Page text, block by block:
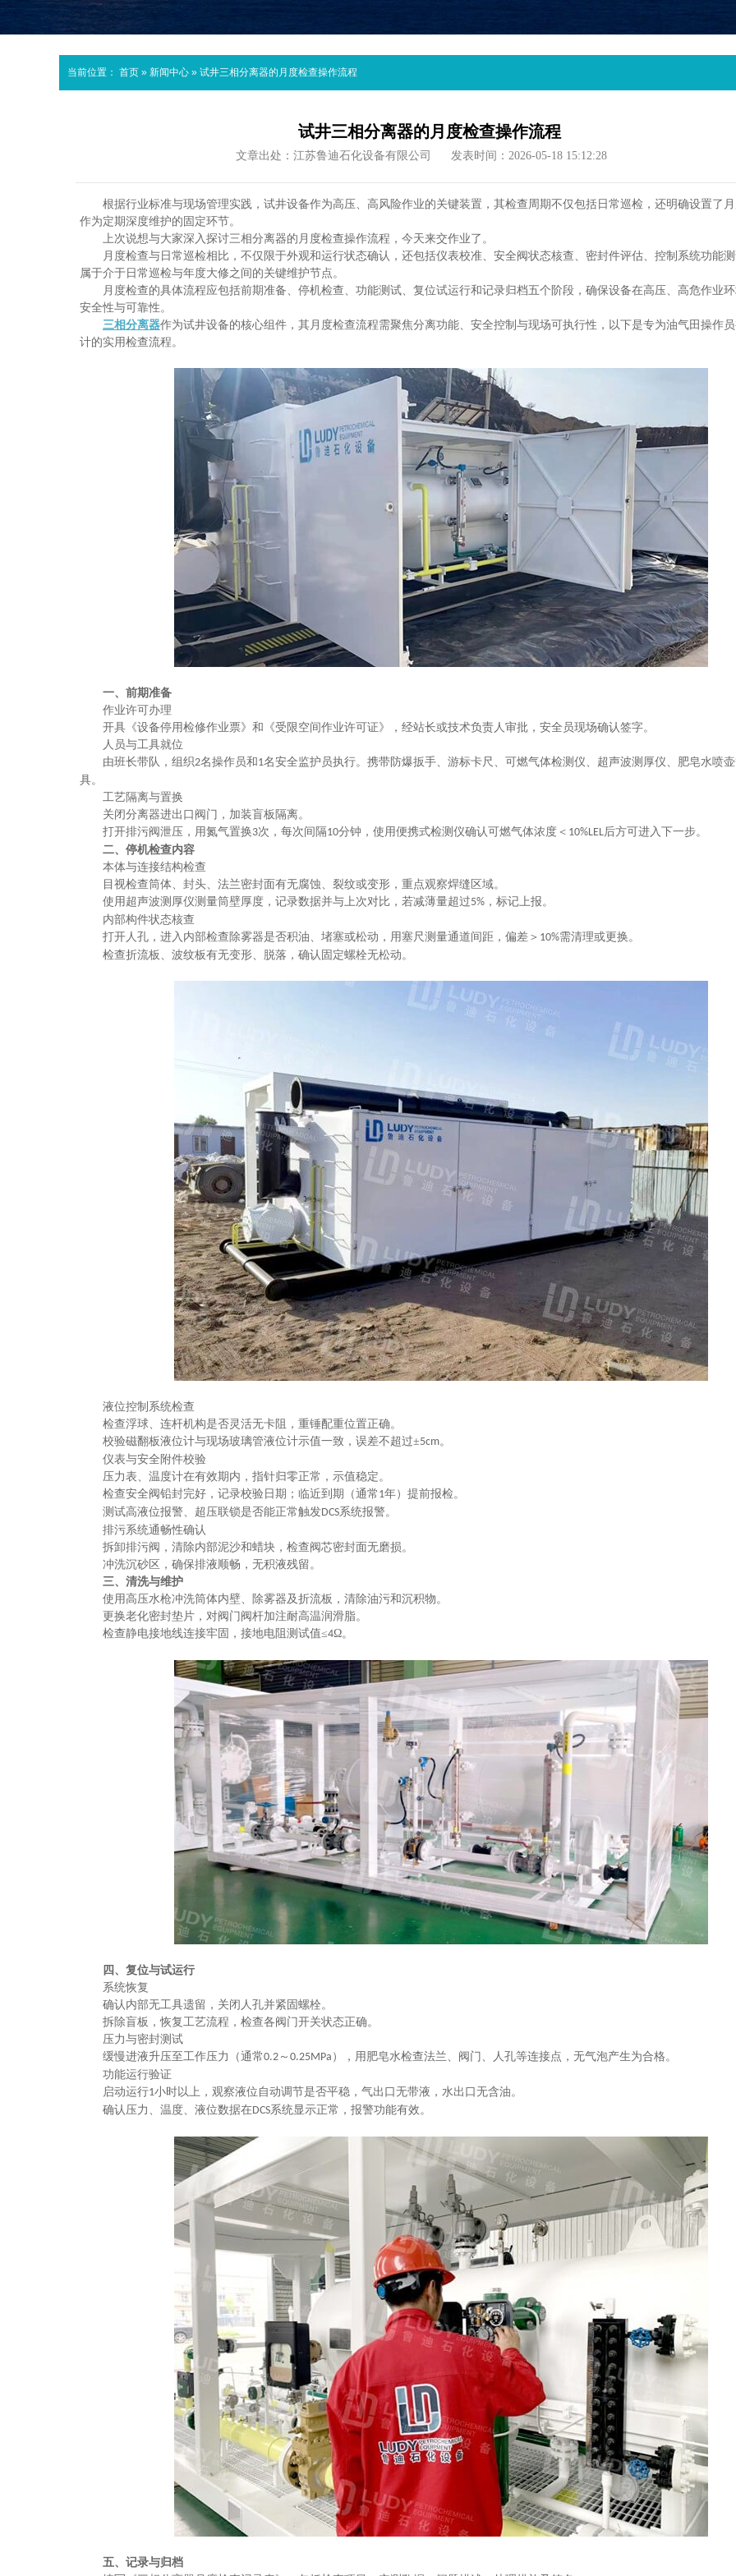
当前位置： 首页 » 新闻中心 » 试井三相分离器的月度检查操作流程
试井三相分离器的月度检查操作流程
文章出处：江苏鲁迪石化设备有限公司 发表时间：2026-05-18 15:12:28
根据行业标准与现场管理实践，试井设备作为高压、高风险作业的关键装置，其检查周期不仅包括日常巡检，还明确设置了
作为定期深度维护的固定环节。
上次说想与大家深入探讨三相分离器的月度检查操作流程，今天来交作业了。
月度检查与日常巡检相比，不仅限于外观和运行状态确认，还包括仪表校准、安全阀状态核查、密封件评估、控制系统功能
属于‌介于日常巡检与年度大修之间的关键维护节点‌。
月度检查的具体流程应包括前期准备、停机检查、功能测试、复位试运行和记录归档五个阶段 ，确保设备在高压、高危作业
安全性与可靠性。
三相分离器作为试井设备的核心组件，其月度检查流程需聚焦分离功能、安全控制与现场可执行性‌，以下是专为油气田操作
计的实用检查流程。
一、前期准备
‌作业许可办理‌
开具《设备停用检修作业票》和《受限空间作业许可证》，经站长或技术负责人审批，安全员现场确认签字。
‌人员与工具就位‌
由班长带队，组织2名操作员和 1名安全监护员执行。携带防爆扳手、游标卡尺、可燃气体检测仪、超声波测厚仪、肥皂水喷
具。
‌工艺隔离与置换‌
关闭分离器进出口阀门，加装盲板隔离。
打开排污阀泄压，用氮气置换3次，每次间隔10分钟，使用便携式检测仪确认可燃气体浓度＜‌ 10%LEL‌后方可进入下一步。
二、停机检查内容
‌本体与连接结构检查‌
目视检查筒体、封头、法兰密封面有无腐蚀、裂纹或变形，重点观察焊缝区域。
使用超声波测厚仪测量筒壁厚度，记录数据并与上次对比，若减薄量超过5% ‌，标记上报。
‌内部构件状态核查‌
打开人孔，进入内部检查除雾器是否积油、堵塞或松动，用塞尺测量通道间距，偏差＞ 10%‌需清理或更换。
检查折流板、波纹板有无变形、脱落，确认固定螺栓无松动。
‌液位控制系统检查‌
检查浮球、连杆机构是否灵活无卡阻，重锤配重位置正确。
校验磁翻板液位计与现场玻璃管液位计示值一致，误差不超过±‌5cm‌。
‌仪表与安全附件校验‌
压力表、温度计在有效期内，指针归零正常，示值稳定。
检查安全阀铅封完好，记录校验日期；临近到期（通常 1年‌）提前报检。
测试高液位报警、超压联锁是否能正常触发DCS系统报警。
‌排污系统通畅性确认‌
拆卸排污阀，清除内部泥沙和蜡块，检查阀芯密封面无磨损。
冲洗沉砂区，确保排液顺畅，无积液残留。
三、清洗与维护
使用高压水枪冲洗筒体内壁、除雾器及折流板，清除油污和沉积物。
更换老化密封垫片，对阀门阀杆加注‌耐高温润滑脂‌。
检查静电接地线连接牢固，接地电阻测试值≤‌4Ω‌。
四、复位与试运行
‌系统恢复‌
确认内部无工具遗留，关闭人孔并紧固螺栓。
拆除盲板，恢复工艺流程，检查各阀门开关状态正确。
‌压力与密封测试‌
缓慢进液升压至工作压力（通常0.2 ～ 0.25MPa ‌），用肥皂水检查法兰、阀门、人孔等连接点，无气泡产生为合格。
‌功能运行验证‌
启动运行1小时以上，观察液位自动调节是否平稳，气出口无带液，水出口无含油。
确认压力、温度、液位数据在DCS系统显示正常，报警功能有效。
五、记录与归档